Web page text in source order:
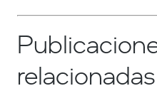
relacionadas